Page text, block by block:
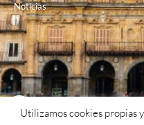
Noticias
Contacto
Utilizamos cookies propias